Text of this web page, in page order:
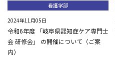
看護学部
2024年11月05日
令和6年度 「岐阜県認知症ケア専門士
会 研修会」 の開催について（ご案
内）